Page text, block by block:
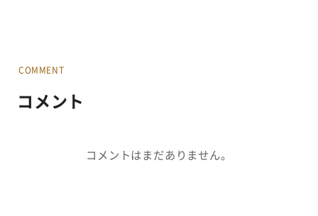
COMMENT
コメント
コメントはまだありません。